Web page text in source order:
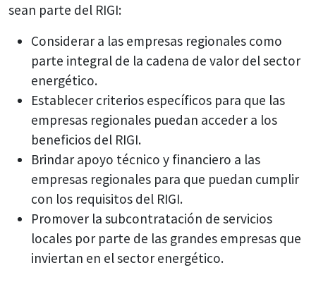
sean parte del RIGI:
Considerar a las empresas regionales como
parte integral de la cadena de valor del sector
energético.
Establecer criterios específicos para que las
empresas regionales puedan acceder a los
beneficios del RIGI.
Brindar apoyo técnico y financiero a las
empresas regionales para que puedan cumplir
con los requisitos del RIGI.
Promover la subcontratación de servicios
locales por parte de las grandes empresas que
inviertan en el sector energético.